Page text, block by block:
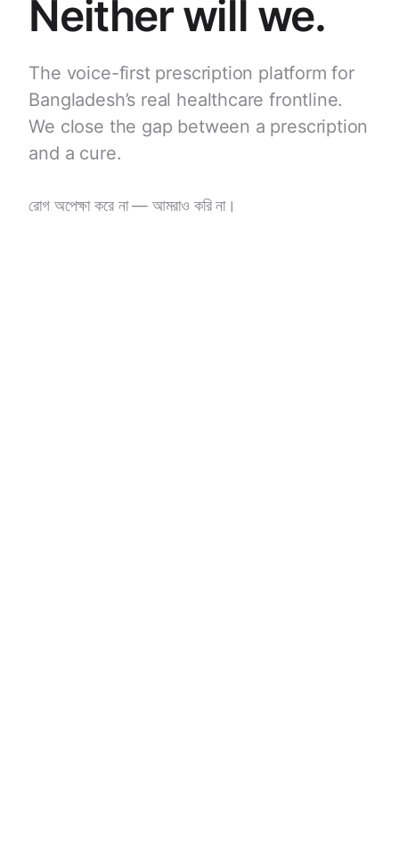
Neither will we.
The voice-first prescription platform for
Bangladesh’s real healthcare frontline.
We close the gap between a prescription
and a cure.
রোগ অপেক্ষা করে না — আমরাও করি না।